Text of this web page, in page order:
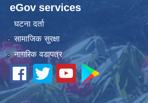
eGov services
घटना दर्ता
सामाजिक सुरक्षा
नागरिक वडापत्र